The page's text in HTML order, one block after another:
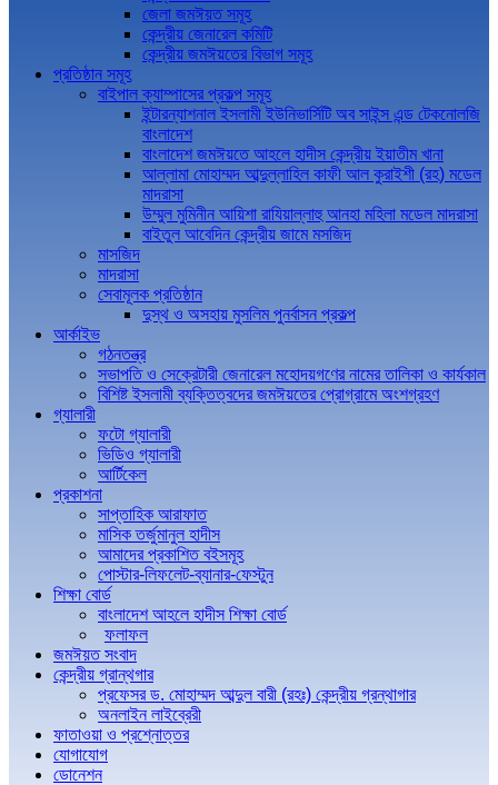
জেলা জমঈয়ত সমূহ
কেন্দ্রীয় জেনারেল কমিটি
কেন্দ্রীয় জমঈয়তের বিভাগ সমূহ
প্রতিষ্ঠান সমূহ
বাইপাল ক্যাম্পাসের প্রকল্প সমূহ
ইন্টারন্যাশনাল ইসলামী ইউনিভার্সিটি অব সাইন্স এন্ড টেকনোলজি
বাংলাদেশ
বাংলাদেশ জমঈয়তে আহলে হাদীস কেন্দ্রীয় ইয়াতীম খানা
আল্লামা মোহাম্মদ আব্দুল্লাহিল কাফী আল কুরাইশী (রহ) মডেল
মাদরাসা
উম্মুল মুমিনীন আয়িশা রাযিয়াল্লাহু আনহা মহিলা মডেল মাদরাসা
বাইতুল আবেদিন কেন্দ্রীয় জামে মসজিদ
মাসজিদ
মাদরাসা
সেবামূলক প্রতিষ্ঠান
দুস্থ ও অসহায় মুসলিম পুনর্বাসন প্রকল্প
আর্কাইভ
গঠনতন্ত্র
সভাপতি ও সেক্রেটারী জেনারেল মহোদয়গণের নামের তালিকা ও কার্যকাল
বিশিষ্ট ইসলামী ব্যক্তিত্বদের জমঈয়তের প্রোগ্রামে অংশগ্রহণ
গ্যালারী
ফটো গ্যালারী
ভিডিও গ্যালারী
আর্টিকেল
প্রকাশনা
সাপ্তাহিক আরাফাত
মাসিক তর্জুমানুল হাদীস
আমাদের প্রকাশিত বইসমূহ
পোস্টার-লিফলেট-ব্যানার-ফেস্টুন
শিক্ষা বোর্ড
বাংলাদেশ আহলে হাদীস শিক্ষা বোর্ড
ফলাফল
জমঈয়ত সংবাদ
কেন্দ্রীয় গ্রান্থগার
প্রফেসর ড. মোহাম্মদ আব্দুল বারী (রহঃ) কেন্দ্রীয় গ্রন্থাগার
অনলাইন লাইব্রেরী
ফাতাওয়া ও প্রশ্নোত্তর
যোগাযোগ
ডোনেশন